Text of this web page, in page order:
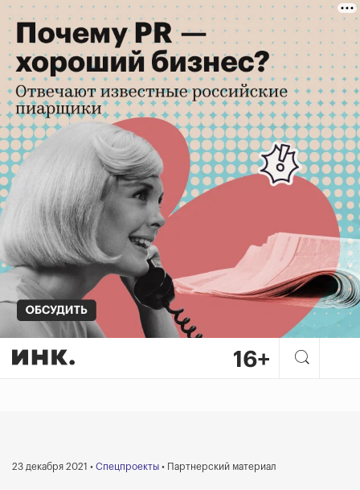
Малому и среднему
23 декабря 2021 • Спецпроекты • Партнерский материал